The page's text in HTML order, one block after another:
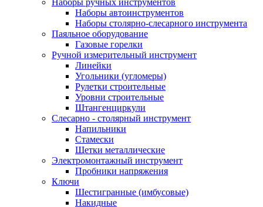
Наборы автоинструментов
Наборы столярно-слесарного инструмента
Паяльное оборудование
Газовые горелки
Ручной измерительный инструмент
Линейки
Угольники (угломеры)
Рулетки строительные
Уровни строительные
Штангенциркули
Слесарно - столярный инструмент
Напильники
Стамески
Щетки металлические
Электромонтажный инструмент
Пробники напряжения
Ключи
Шестигранные (имбусовые)
Накидные